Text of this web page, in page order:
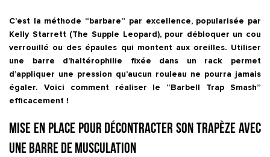
C’est la méthode “barbare” par excellence, popularisée par
Kelly Starrett(The Supple Leopard), pour débloquer un cou
verrouillé ou des épaules qui montent aux oreilles. Utiliser
une barre d’haltérophilie fixée dans un rack permet
d’appliquer une pression qu’aucun rouleau ne pourra jamais
égaler. Voici comment réaliser le “Barbell Trap Smash”
efficacement !
Mise en place pour décontracter son trapèze avec
une barre de musculation